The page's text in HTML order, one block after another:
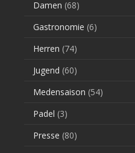
Damen (68)
Gastronomie (6)
Herren (74)
Jugend (60)
Medensaison (54)
Padel (3)
Presse (80)